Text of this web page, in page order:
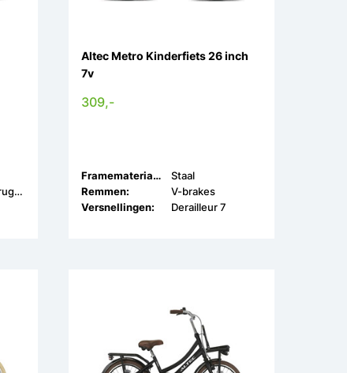
V-Brake & Terugtrap
Altec Metro Kinderfiets 26 inch
7v
309,-
Framemateriaal:
Staal
Remmen:
V-brakes
Versnellingen:
Derailleur 7